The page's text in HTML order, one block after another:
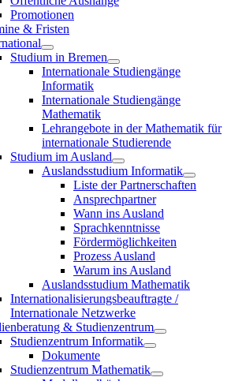
Promotionen
& Fristen
Studium in Bremen
Internationale Studiengänge
Informatik
Internationale Studiengänge
Mathematik
Lehrangebote in der Mathematik für
internationale Studierende
Studium im Ausland
Auslandsstudium Informatik
Liste der Partnerschaften
Ansprechpartner
Wann ins Ausland
Sprachkenntnisse
Fördermöglichkeiten
Prozess Ausland
Warum ins Ausland
Auslandsstudium Mathematik
Internationalisierungsbeauftragte /
Internationale Netzwerke
& Studienzentrum
Studienzentrum Informatik
Dokumente
Studienzentrum Mathematik